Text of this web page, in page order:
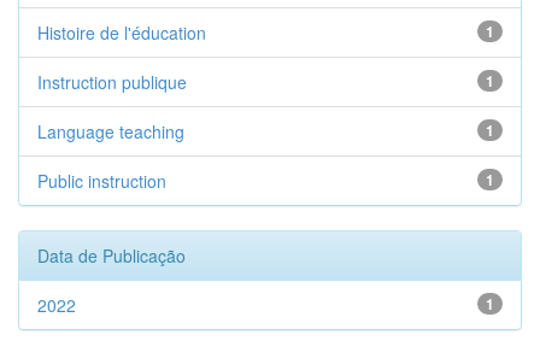
1
Histoire de l'éducation
1
Instruction publique
1
Language teaching
1
Public instruction
Data de Publicação
1
2022